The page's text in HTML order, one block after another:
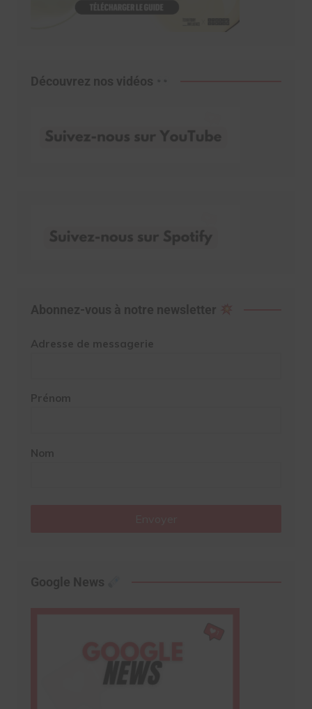
Découvrez nos vidéos
Abonnez-vous à notre newsletter
Adresse de messagerie
Prénom
Nom
Google News